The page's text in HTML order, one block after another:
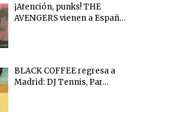
¡Atención, punks! THE
AVENGERS vienen a Españ…
BLACK COFFEE regresa a
Madrid: DJ Tennis, Par…